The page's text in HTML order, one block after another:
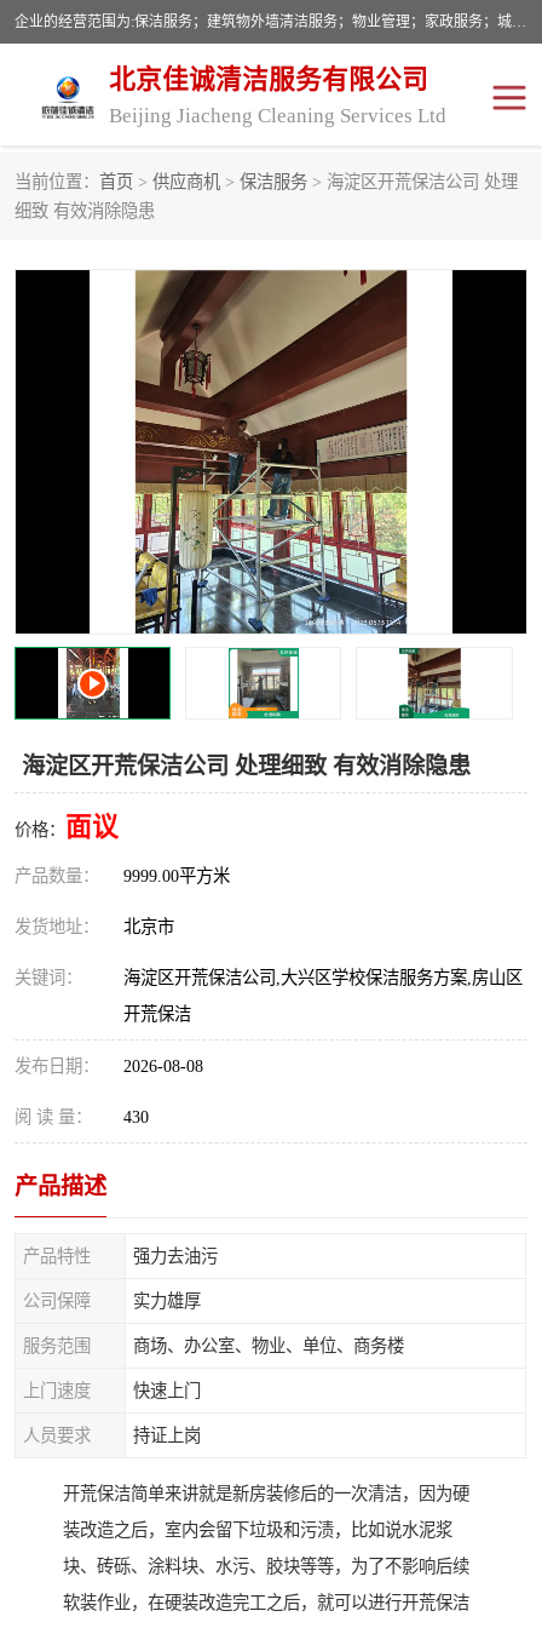
企业的经营范围为:保洁服务；建筑物外墙清洁服务；物业管理；家政服务；城市园林绿化；劳务分包；技术开发、技术转让、技术服务；销售保洁设备、卫生用品、化工产品（不含危险化学品及一类易制毒化学品）、日用品、办公设备、建筑材料、装饰材料；图文设计；清洁服务（不含餐具消毒）；中央空调维修；工程设计；施工总承包；专业承包。
北京佳诚清洁服务有限公司
Beijing Jiacheng Cleaning Services Ltd
当前位置： 首页 > 供应商机 > 保洁服务 > 海淀区开荒保洁公司 处理
细致 有效消除隐患
海淀区开荒保洁公司 处理细致 有效消除隐患
价格： 面议
产品数量： 9999.00平方米
发货地址： 北京市
关键词：
海淀区开荒保洁公司,大兴区学校保洁服务方案,房山区
开荒保洁
发布日期： 2026-08-08
阅 读 量： 430
产品描述
产品特性 强力去油污
公司保障 实力雄厚
服务范围 商场、办公室、物业、单位、商务楼
上门速度 快速上门
人员要求 持证上岗
开荒保洁简单来讲就是新房装修后的一次清洁，因为硬
装改造之后，室内会留下垃圾和污渍，比如说水泥浆
块、砖砾、涂料块、水污、胶块等等，为了不影响后续
软装作业，在硬装改造完工之后，就可以进行开荒保洁
外墙清洗
开荒保洁 保洁服务
建筑物外墙维修